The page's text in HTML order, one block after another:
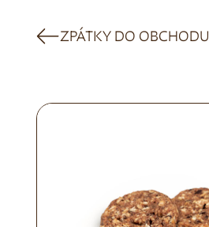
ZPÁTKY DO OBCHODU